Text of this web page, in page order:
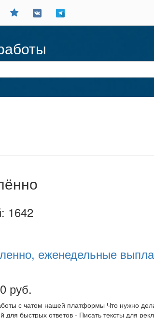
Добавить
1642
еженедельные
руб.
с чатом нашей платформы Что нужно
быстрых ответов - Писать тексты для